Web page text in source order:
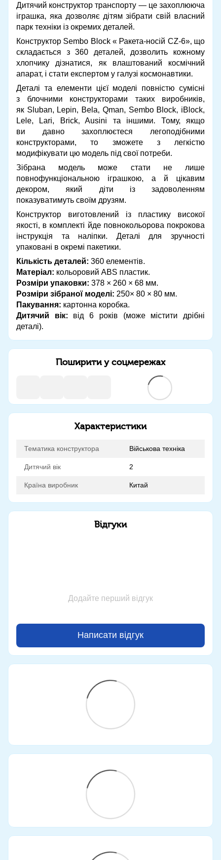
Дитячий конструктор транспорту — це захоплююча
іграшка, яка дозволяє дітям зібрати свій власний
парк техніки із окремих деталей.
Конструктор Sembo Block « Ракета-носій CZ-6», що
складається з 360 деталей, дозволить кожному
хлопчику дізнатися, як влаштований космічний
апарат, і стати експертом у галузі космонавтики.
Деталі та елементи цієї моделі повністю сумісні
з блочними конструкторами таких виробників,
як Sluban, Lepin, Bela, Qman, Sembo Block, iBlock,
Lele, Lari, Brick, Ausini та іншими. Тому, якщо
ви давно захоплюєтеся легоподібними
конструкторами, то зможете з легкістю
модифікувати цю модель під свої потреби.
Зібрана модель може стати не лише
повнофункціональною іграшкою, а й цікавим
декором, який діти із задоволенням
показуватимуть своїм друзям.
Конструктор виготовлений із пластику високої
якості, в комплекті йде повнокольорова покрокова
інструкція та наліпки. Деталі для зручності
упаковані в окремі пакетики.
Кількість деталей: 360 елементів.
Матеріал: кольоровий ABS пластик.
Розміри упаковки: 378 × 260 × 68 мм.
Розміри зібраної моделі: 250× 80 × 80 мм.
Пакування: картонна коробка.
Дитячий вік: від 6 років (може містити дрібні
деталі).
Поширити у соцмережах
Характеристики
Тематика конструктора Військова техніка
Дитячий вік 2
Країна виробник Китай
Відгуки
Додайте перший відгук
Написати відгук